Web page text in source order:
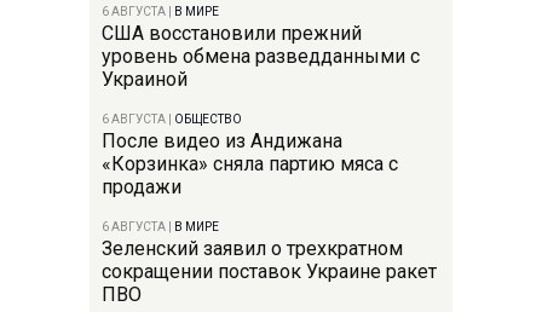
6 АВГУСТА В МИРЕ
США восстановили прежний
уровень обмена разведданными с
Украиной
6 АВГУСТА ОБЩЕСТВО
После видео из Андижана
«Корзинка» сняла партию мяса с
продажи
6 АВГУСТА В МИРЕ
Зеленский заявил о трехкратном
сокращении поставок Украине ракет
ПВО